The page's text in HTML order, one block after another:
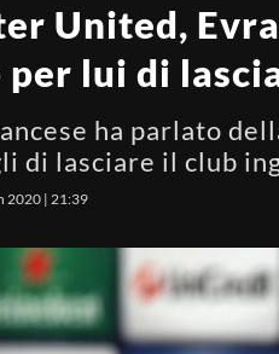
United,
lui di
ha parlato
di lasciare il club
2020 | 21:39